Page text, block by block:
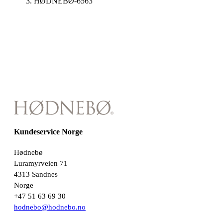
Kundeservice Norge
Hødnebø
Luramyrveien 71
4313 Sandnes
Norge
+47 51 63 69 30
hodnebo@hodnebo.no